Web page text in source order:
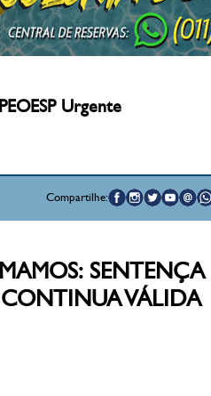
Urgente
Compartilhe:
CONTINUA VÁLIDA